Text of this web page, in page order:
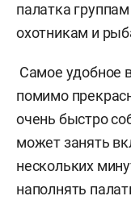
палатка
охотникам и
Самое удобное
помимо
очень быстро
может занять
нескольких
наполнять